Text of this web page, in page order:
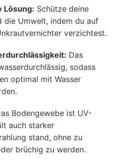
Lösung: Schütze deine
die Umwelt, indem du auf
verzichtest.
Das
sodass
optimal mit Wasser
Bodengewebe ist UV-
auch starker
stand, ohne zu
brüchig zu werden.